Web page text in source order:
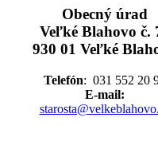
Obecný úrad
Veľké Blahovo č.
930 01 Veľké
Telefón: 031 552 20
E-mail: